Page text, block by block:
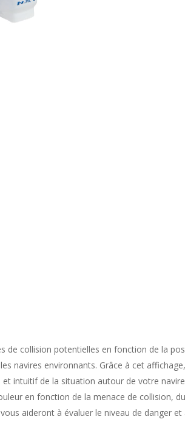
de collision potentielles en fonction de la
navires environnants. Grâce à cet
et intuitif de la situation autour de votre
en fonction de la menace de collision,
aideront à évaluer le niveau de danger et